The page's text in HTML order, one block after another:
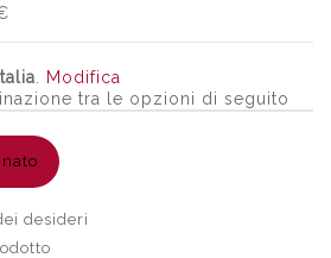
Italia
Modifica
tra le opzioni di seguito
desideri